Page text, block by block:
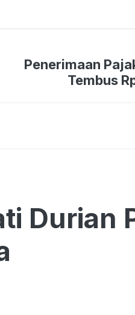
Penerimaan
Tembus
Durian